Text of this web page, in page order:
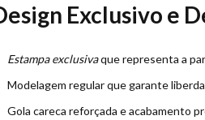
Exclusivo e
Estampa exclusivaque representa a
Modelagem regular que garante
Gola careca reforçada e acabamento